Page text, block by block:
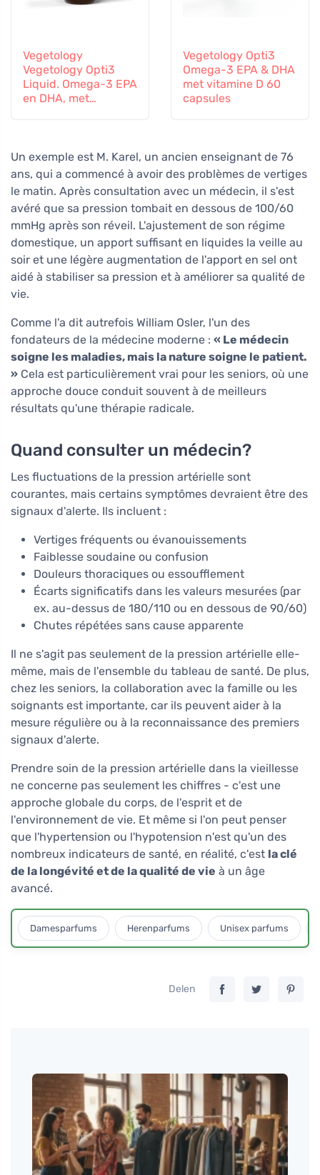
Vegetology
Vegetology Opti3
Liquid. Omega-3 EPA
en DHA, met
Vegetology Opti3
Omega-3 EPA & DHA
met vitamine D 60
capsules
Un exemple est M. Karel, un ancien enseignant de 76
ans, qui a commencé à avoir des problèmes de vertiges
le matin. Après consultation avec un médecin, il s'est
avéré que sa pression tombait en dessous de 100/60
mmHg après son réveil. L'ajustement de son régime
domestique, un apport suffisant en liquides la veille au
soir et une légère augmentation de l'apport en sel ont
aidé à stabiliser sa pression et à améliorer sa qualité de
vie.
Comme l'a dit autrefois William Osler, l'un des
fondateurs de la médecine moderne : « Le médecin
soigne les maladies, mais la nature soigne le patient.
» Cela est particulièrement vrai pour les seniors, où une
approche douce conduit souvent à de meilleurs
résultats qu'une thérapie radicale.
Quand consulter un médecin?
Les fluctuations de la pression artérielle sont
courantes, mais certains symptômes devraient être des
signaux d'alerte. Ils incluent :
Vertiges fréquents ou évanouissements
Faiblesse soudaine ou confusion
Douleurs thoraciques ou essoufflement
Écarts significatifs dans les valeurs mesurées (par
ex. au-dessus de 180/110 ou en dessous de 90/60)
Chutes répétées sans cause apparente
Il ne s'agit pas seulement de la pression artérielle elle-
même, mais de l'ensemble du tableau de santé. De plus,
chez les seniors, la collaboration avec la famille ou les
soignants est importante, car ils peuvent aider à la
mesure régulière ou à la reconnaissance des premiers
signaux d'alerte.
Prendre soin de la pression artérielle dans la vieillesse
ne concerne pas seulement les chiffres - c'est une
approche globale du corps, de l'esprit et de
l'environnement de vie. Et même si l'on peut penser
que l'hypertension ou l'hypotension n'est qu'un des
nombreux indicateurs de santé, en réalité, c'est la clé
de la longévité et de la qualité de vie à un âge
avancé.
Damesparfums Herenparfums Unisex parfums
Delen